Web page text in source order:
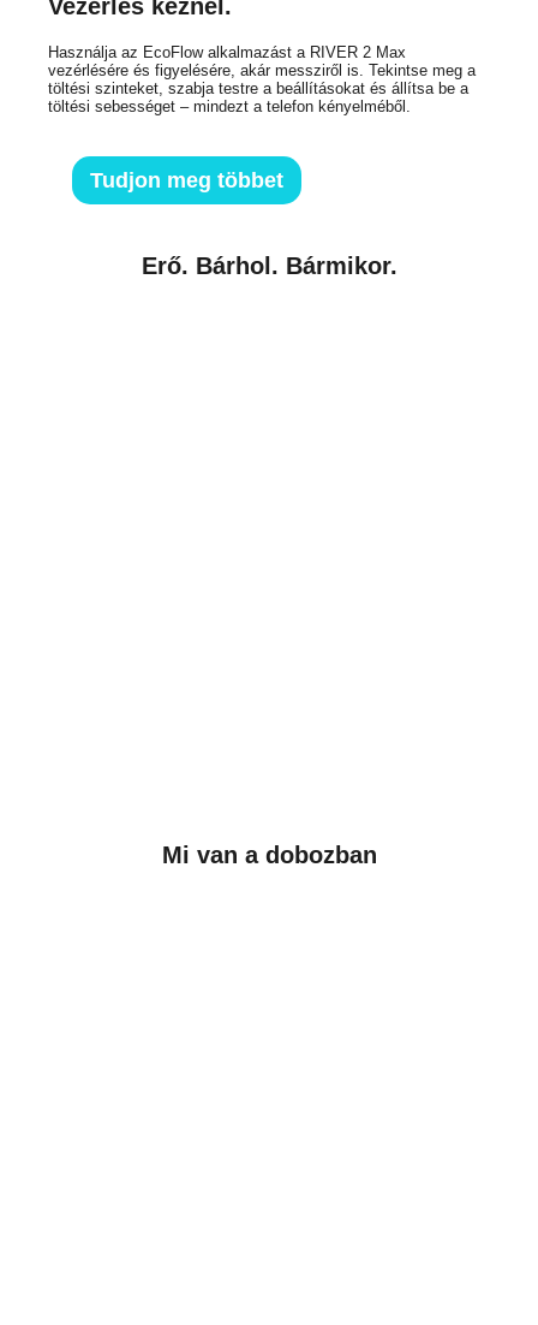
Vezérlés kéznél.
Használja az EcoFlow alkalmazást a RIVER 2 Max
vezérlésére és figyelésére, akár messziről is. Tekintse meg a
töltési szinteket, szabja testre a beállításokat és állítsa be a
töltési sebességet – mindezt a telefon kényelméből.
Tudjon meg többet
Erő. Bárhol. Bármikor.
Mi van a dobozban